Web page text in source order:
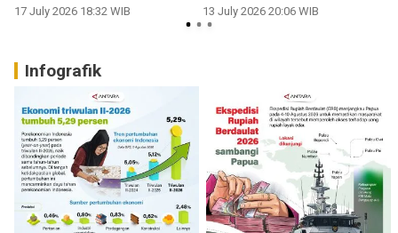
17 July 2026 18:32 WIB 13 July 2026 20:06 WIB
Infografik